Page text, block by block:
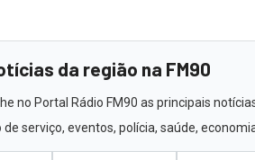
da região na FM90
no Portal Rádio FM90 as principais
serviço, eventos, polícia, saúde,